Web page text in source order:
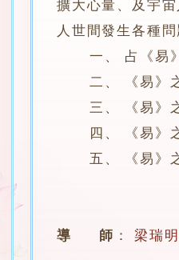
擴大心量、及宇
人世間發生各種
一、 占《易》
二、 《易》之
三、 《易》之
四、 《易》之
五、 《易》之
導 師 ： 梁瑞明